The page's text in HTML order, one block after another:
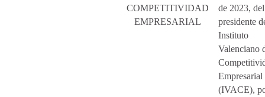
COMPETITIVIDAD
EMPRESARIAL
de 2023, del
presidente
Instituto
Valenciano
Empresarial
(IVACE),